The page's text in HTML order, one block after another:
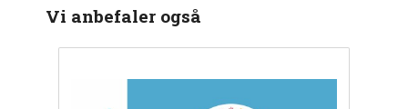
Vi anbefaler også